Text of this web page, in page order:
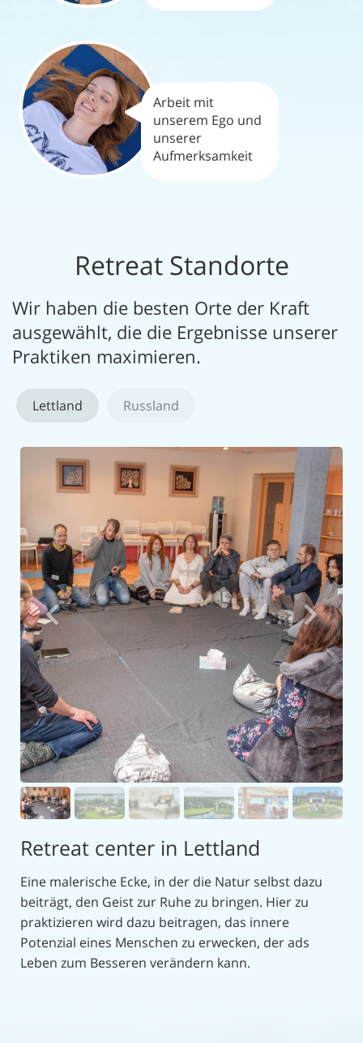
Arbeit mit
unserem Ego und
unserer
Aufmerksamkeit
Retreat Standorte
Wir haben die besten Orte der Kraft
ausgewählt, die die Ergebnisse unserer
Praktiken maximieren.
Lettland Russland
Retreat center in Lettland
Eine malerische Ecke, in der die Natur selbst dazu
beiträgt, den Geist zur Ruhe zu bringen. Hier zu
praktizieren wird dazu beitragen, das innere
Potenzial eines Menschen zu erwecken, der ads
Leben zum Besseren verändern kann.
Retreat center in Russland
Eine malerische Ecke, in der die Natur selbst dazu
beiträgt, den Geist zur Ruhe zu bringen. Hier zu
praktizieren wird dazu beitragen, das innere
Potenzial eines Menschen zu erwecken, der ads
Leben zum Besseren verändern kann.